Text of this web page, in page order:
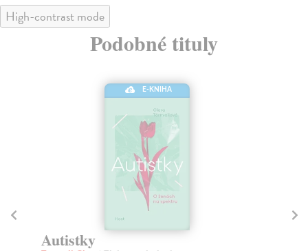
High-contrast mode
Podobné tituly
E-KNIHA
Autistky